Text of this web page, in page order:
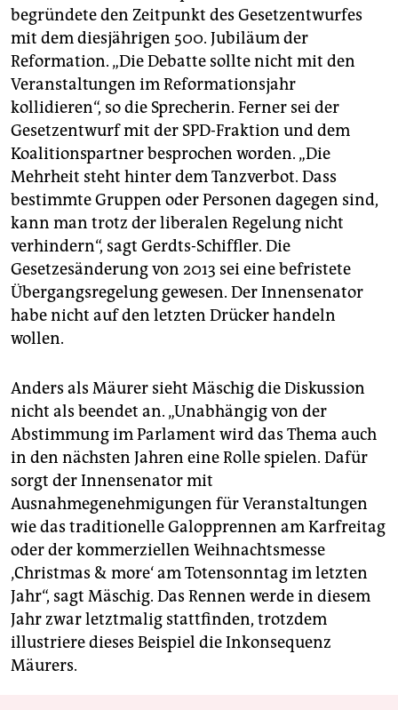
begründete den Zeitpunkt des Gesetzentwurfes
mit dem diesjährigen 500. Jubiläum der
Reformation. „Die Debatte sollte nicht mit den
Veranstaltungen im Reformationsjahr
kollidieren“, so die Sprecherin. Ferner sei der
Gesetzentwurf mit der SPD-Fraktion und dem
Koalitionspartner besprochen worden. „Die
Mehrheit steht hinter dem Tanzverbot. Dass
bestimmte Gruppen oder Personen dagegen sind,
kann man trotz der liberalen Regelung nicht
verhindern“, sagt Gerdts-Schiffler. Die
Gesetzesänderung von 2013 sei eine befristete
Übergangsregelung gewesen. Der Innensenator
habe nicht auf den letzten Drücker handeln
wollen.
Anders als Mäurer sieht Mäschig die Diskussion
nicht als beendet an. „Unabhängig von der
Abstimmung im Parlament wird das Thema auch
in den nächsten Jahren eine Rolle spielen. Dafür
sorgt der Innensenator mit
Ausnahmegenehmigungen für Veranstaltungen
wie das traditionelle Galopprennen am Karfreitag
oder der kommerziellen Weihnachtsmesse
‚Christmas & more‘ am Totensonntag im letzten
Jahr“, sagt Mäschig. Das Rennen werde in diesem
Jahr zwar letztmalig stattfinden, trotzdem
illustriere dieses Beispiel die Inkonsequenz
Mäurers.